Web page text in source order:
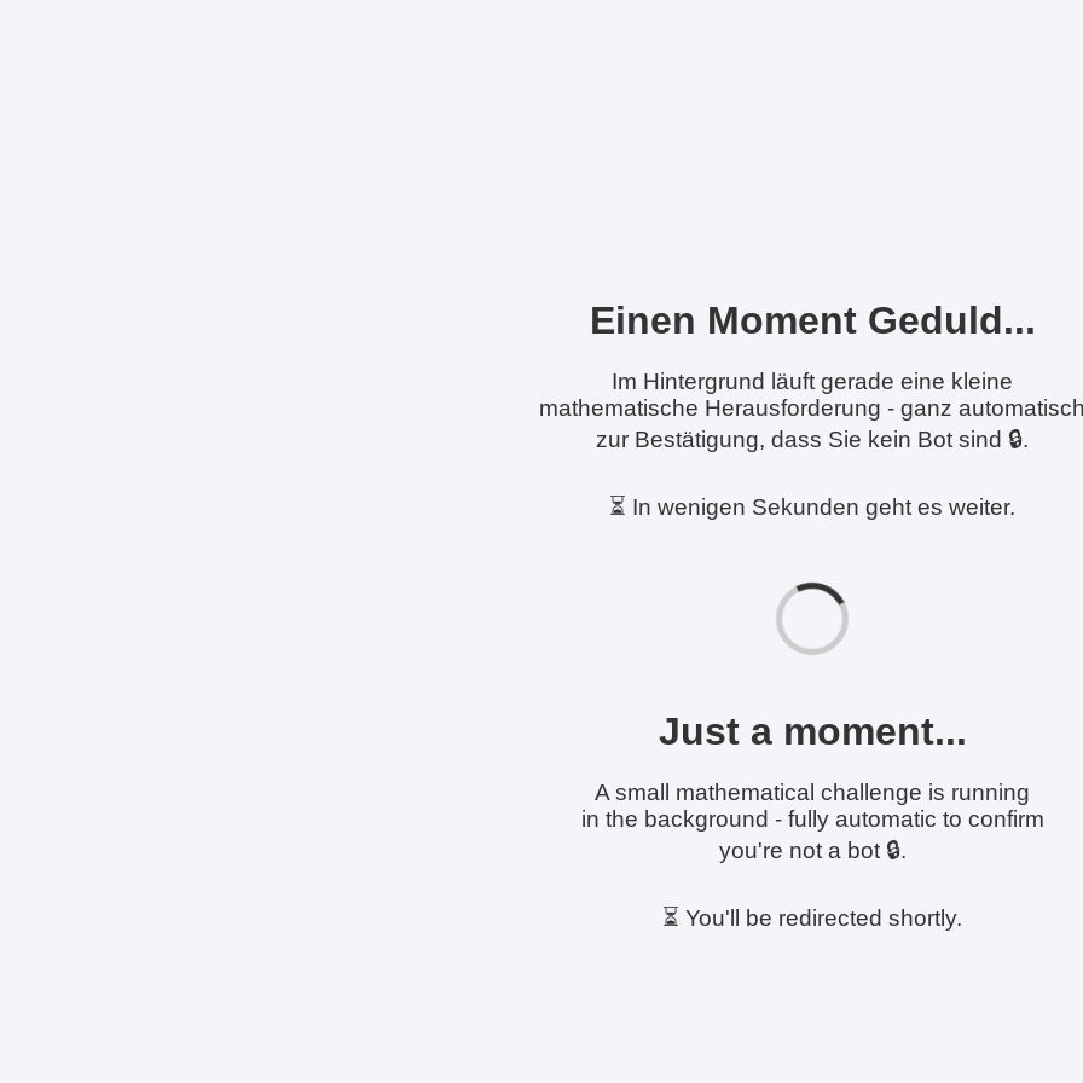
Einen Moment Geduld...
Im Hintergrund läuft gerade eine kleine
mathematische Herausforderung - ganz
zur Bestätigung, dass Sie kein Bot sind 🔒.
⏳ In wenigen Sekunden geht es weiter.
Just a moment...
A small mathematical challenge is running
in the background - fully automatic to confirm
you're not a bot 🔒.
⏳ You'll be redirected shortly.